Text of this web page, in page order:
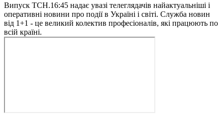
Випуск ТСН.16:45 надає увазі телеглядачів найактуальніші і
оперативні новини про події в Україні і світі. Служба новин
від 1+1 - це великий колектив професіоналів, які працюють по
всій країні.